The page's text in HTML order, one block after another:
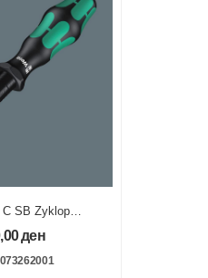
C SB Zyklop
1/2″
ден